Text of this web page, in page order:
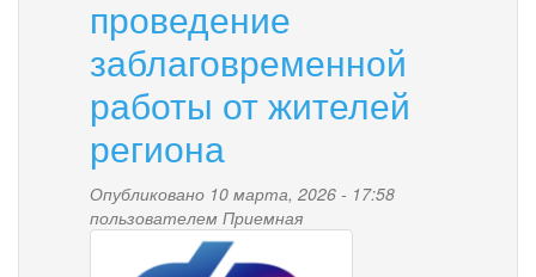
оформить
цифровое
удостоверение
мессенджере
проведение
заблаговременной
работы от жителей
региона
Опубликовано 10 марта, 2026 - 17:58
пользователем Приемная
pensionnyy_fond.png